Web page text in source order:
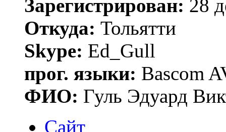
Зарегистрирован: 28
Откуда: Тольятти
Skype: Ed_Gull
прог. языки: Bascom
ФИО: Гуль Эдуард
Сайт